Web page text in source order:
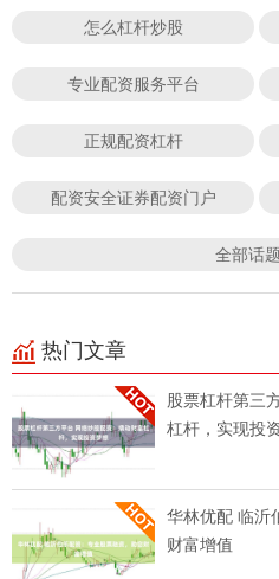
怎么杠杆炒股
专业配资服务平台
正规配资杠杆
配资安全证券配资门户
全部话
热门文章
股票杠杆第三
杠杆，实现投
华林优配 临沂
财富增值